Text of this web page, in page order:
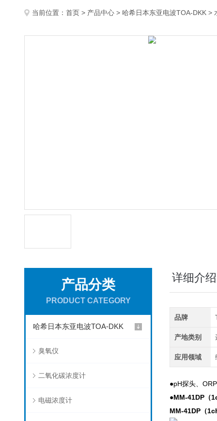
当前位置： 首页 > 产品中心 > 哈希日本东亚电波TOA-DKK >
产品分类
PRODUCT CATEGORY
哈希日本东亚电波TOA-DKK
臭氧仪
二氧化碳浓度计
电磁浓度计
详细介绍
品牌
产地类别
应用领域
●pH探头、
●MM-41DP（
MM-41DP（